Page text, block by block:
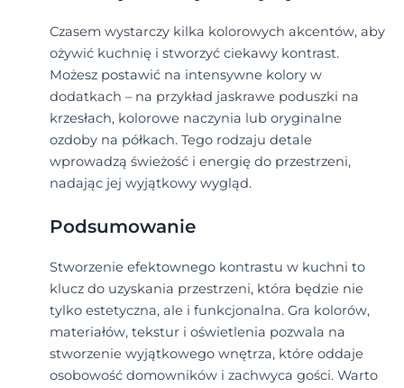
Czasem wystarczy kilka kolorowych akcentów, aby
ożywić kuchnię i stworzyć ciekawy kontrast.
Możesz postawić na intensywne kolory w
dodatkach – na przykład jaskrawe poduszki na
krzesłach, kolorowe naczynia lub oryginalne
ozdoby na półkach. Tego rodzaju detale
wprowadzą świeżość i energię do przestrzeni,
nadając jej wyjątkowy wygląd.
Podsumowanie
Stworzenie efektownego kontrastu w kuchni to
klucz do uzyskania przestrzeni, która będzie nie
tylko estetyczna, ale i funkcjonalna. Gra kolorów,
materiałów, tekstur i oświetlenia pozwala na
stworzenie wyjątkowego wnętrza, które oddaje
osobowość domowników i zachwyca gości. Warto